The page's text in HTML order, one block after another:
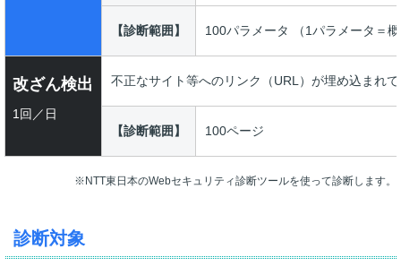
【診断範囲】 100パラメータ （1パラメータ＝
改ざん検出
1回／日
不正なサイト等へのリンク（URL）が埋め込まれ
【診断範囲】 100ページ
※NTT東日本のWebセキュリティ診断ツールを使って診断します。
診断対象